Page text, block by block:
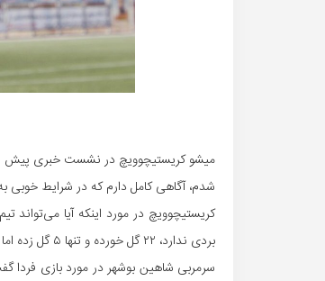
شدم، آگاهی کامل دارم که در شرایط خوبی
کریستیچوویچ در مورد اینکه آیا
بردی ندارد، ۲۲ گل خورده و تنها ۵ گل زده اما به دانش خودم ایمان دارم. ما آمده‌ایم که شاهین را از این وضعیت نجات بدهیم.